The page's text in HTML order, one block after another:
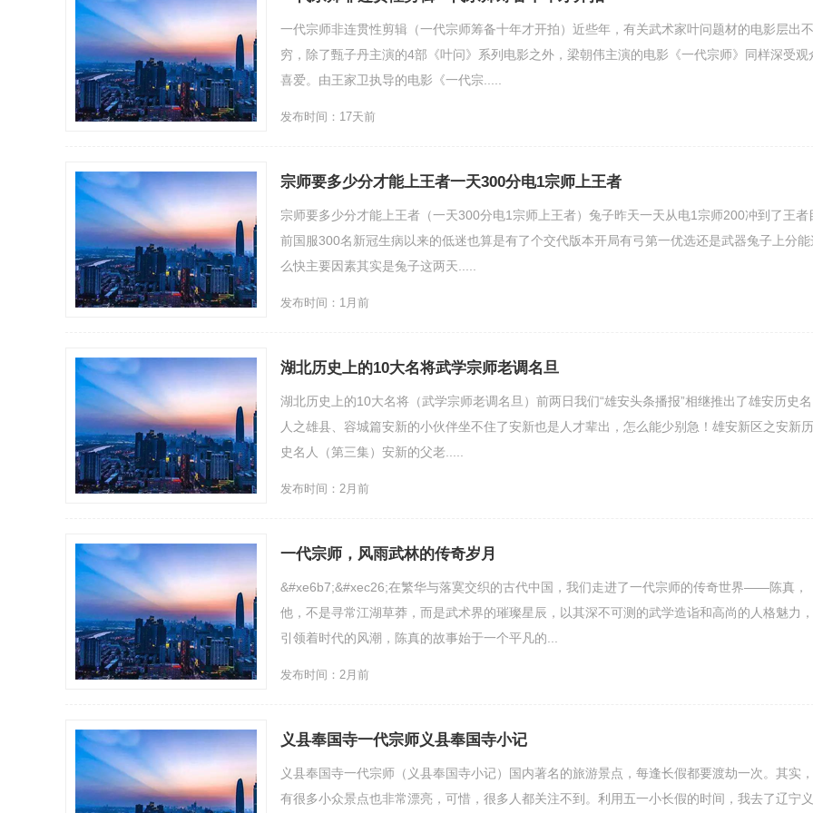
一代宗师非连贯性剪辑（一代宗师筹备十年才开拍）近些年，有关武术家叶问题材的电影层出不
穷，除了甄子丹主演的4部《叶问》系列电影之外，梁朝伟主演的电影《一代宗师》同样深受观
喜爱。由王家卫执导的电影《一代宗.....
发布时间：17天前
宗师要多少分才能上王者一天300分电1宗师上王者
宗师要多少分才能上王者（一天300分电1宗师上王者）兔子昨天一天从电1宗师200冲到了王者
前国服300名新冠生病以来的低迷也算是有了个交代版本开局有弓第一优选还是武器兔子上分能
么快主要因素其实是兔子这两天.....
发布时间：1月前
湖北历史上的10大名将武学宗师老调名旦
湖北历史上的10大名将（武学宗师老调名旦）前两日我们“雄安头条播报”相继推出了雄安历史名
人之雄县、容城篇安新的小伙伴坐不住了安新也是人才辈出，怎么能少别急！雄安新区之安新历
史名人（第三集）安新的父老.....
发布时间：2月前
一代宗师，风雨武林的传奇岁月
&#xe6b7;&#xec26;在繁华与落寞交织的古代中国，我们走进了一代宗师的传奇世界——陈真，
他，不是寻常江湖草莽，而是武术界的璀璨星辰，以其深不可测的武学造诣和高尚的人格魅力，
引领着时代的风潮，陈真的故事始于一个平凡的...
发布时间：2月前
义县奉国寺一代宗师义县奉国寺小记
义县奉国寺一代宗师（义县奉国寺小记）国内著名的旅游景点，每逢长假都要渡劫一次。其实，
有很多小众景点也非常漂亮，可惜，很多人都关注不到。利用五一小长假的时间，我去了辽宁义